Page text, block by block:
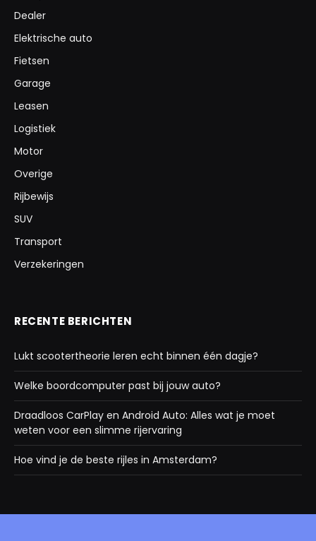
Dealer
Elektrische auto
Fietsen
Garage
Leasen
Logistiek
Motor
Overige
Rijbewijs
SUV
Transport
Verzekeringen
RECENTE BERICHTEN
Lukt scootertheorie leren echt binnen één dagje?
Welke boordcomputer past bij jouw auto?
Draadloos CarPlay en Android Auto: Alles wat je moet
weten voor een slimme rijervaring
Hoe vind je de beste rijles in Amsterdam?